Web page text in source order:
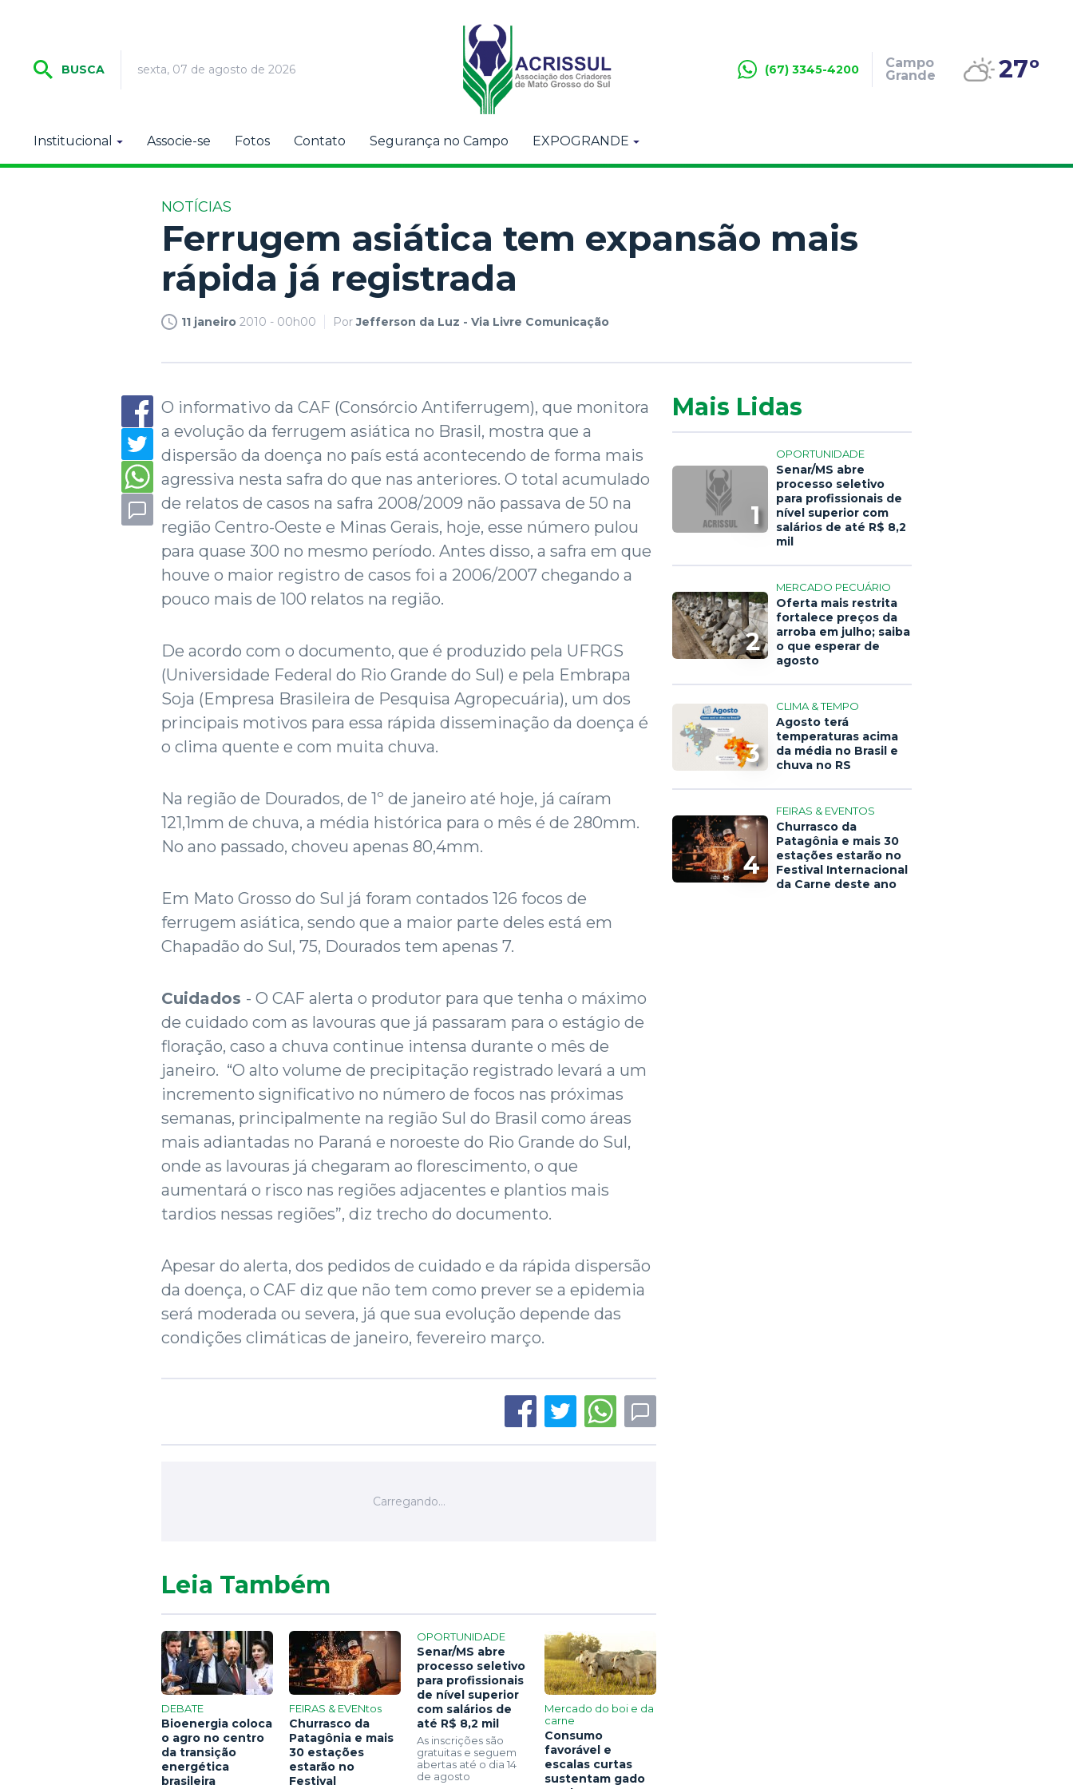
BUSCA sexta, 07 de agosto de 2026 (67) 3345-4200
Campo
Grande
27º
Institucional Associe-se Fotos Contato Segurança no Campo EXPOGRANDE
NOTÍCIAS
Ferrugem asiática tem expansão mais
rápida já registrada
11 janeiro 2010 - 00h00 PorJefferson da Luz - Via Livre Comunicação
O informativo da CAF (Consórcio Antiferrugem), que monitora
a evolução da ferrugem asiática no Brasil, mostra que a
dispersão da doença no país está acontecendo de forma mais
agressiva nesta safra do que nas anteriores. O total acumulado
de relatos de casos na safra 2008/2009 não passava de 50 na
região Centro-Oeste e Minas Gerais, hoje, esse número pulou
para quase 300 no mesmo período. Antes disso, a safra em que
houve o maior registro de casos foi a 2006/2007 chegando a
pouco mais de 100 relatos na região.
De acordo com o documento, que é produzido pela UFRGS
(Universidade Federal do Rio Grande do Sul) e pela Embrapa
Soja (Empresa Brasileira de Pesquisa Agropecuária), um dos
principais motivos para essa rápida disseminação da doença é
o clima quente e com muita chuva.
Na região de Dourados, de 1º de janeiro até hoje, já caíram
121,1mm de chuva, a média histórica para o mês é de 280mm.
No ano passado, choveu apenas 80,4mm.
Em Mato Grosso do Sul já foram contados 126 focos de
ferrugem asiática, sendo que a maior parte deles está em
Chapadão do Sul, 75, Dourados tem apenas 7.
Cuidados - O CAF alerta o produtor para que tenha o máximo
de cuidado com as lavouras que já passaram para o estágio de
floração, caso a chuva continue intensa durante o mês de
janeiro. “O alto volume de precipitação registrado levará a um
incremento significativo no número de focos nas próximas
semanas, principalmente na região Sul do Brasil como áreas
mais adiantadas no Paraná e noroeste do Rio Grande do Sul,
onde as lavouras já chegaram ao florescimento, o que
aumentará o risco nas regiões adjacentes e plantios mais
tardios nessas regiões”, diz trecho do documento.
Apesar do alerta, dos pedidos de cuidado e da rápida dispersão
da doença, o CAF diz que não tem como prever se a epidemia
será moderada ou severa, já que sua evolução depende das
condições climáticas de janeiro, fevereiro março.
Mais Lidas
1
OPORTUNIDADE
Senar/MS abre
processo seletivo
para profissionais de
nível superior com
salários de até R$ 8,2
mil
2
MERCADO PECUÁRIO
Oferta mais restrita
fortalece preços da
arroba em julho; saiba
o que esperar de
agosto
3
CLIMA & TEMPO
Agosto terá
temperaturas acima
da média no Brasil e
chuva no RS
4
FEIRAS & EVENTOS
Churrasco da
Patagônia e mais 30
estações estarão no
Festival Internacional
da Carne deste ano
Leia Também
DEBATE
Bioenergia coloca
o agro no centro
da transição
energética
brasileira
FEIRAS & EVENtos
Churrasco da
Patagônia e mais
30 estações
estarão no
Festival
OPORTUNIDADE
Senar/MS abre
processo seletivo
para profissionais
de nível superior
com salários de
até R$ 8,2 mil
As inscrições são
gratuitas e seguem
abertas até o dia 14
de agosto
Mercado do boi e da
carne
Consumo
favorável e
escalas curtas
sustentam gado